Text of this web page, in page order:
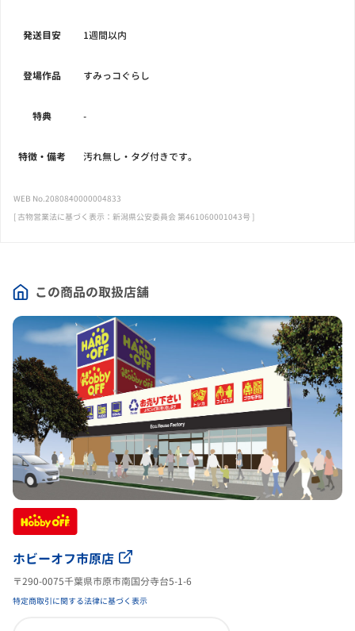
この商品の取扱店舗
ホビーオフ市原店
〒290-0075千葉県市原市南国分寺台5-1-6
特定商取引に関する法律に基づく表示
発送目安 1週間以内
登場作品 すみっコぐらし
特典 -
特徴・備考 汚れ無し・タグ付きです。
WEB No.2080840000004833
[ 古物営業法に基づく表示：新潟県公安委員会 第461060001043号 ]